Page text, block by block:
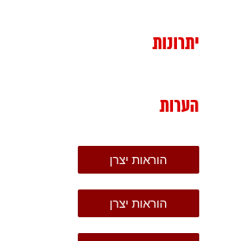
יתרונות
הערות
הוראות יצרן
הוראות יצרן